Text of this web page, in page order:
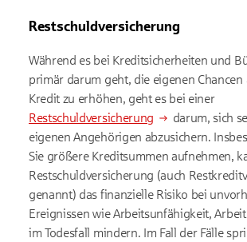
Restschuldversicherung
Während es bei Kreditsicherheiten und
primär darum geht, die eigenen Chancen
Kredit zu erhöhen, geht es bei einer
Restschuldversicherung
darum, sich
eigenen Angehörigen abzusichern.
Sie größere Kreditsummen aufnehmen,
Restschuldversicherung (auch
genannt) das finanzielle Risiko bei
Ereignissen wie Arbeitsunfähigkeit,
im Todesfall mindern. Im Fall der Fälle